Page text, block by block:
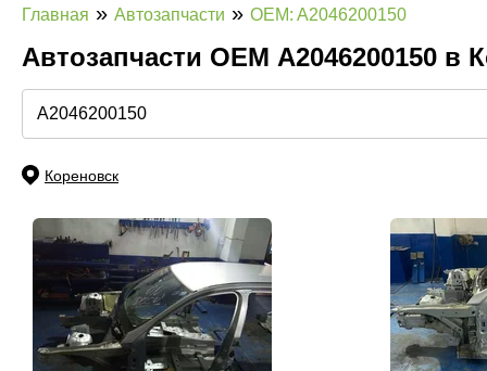
Главная » Автозапчасти » OEM: A2046200150
Автозапчасти ОЕМ A2046200150 в
Кореновск